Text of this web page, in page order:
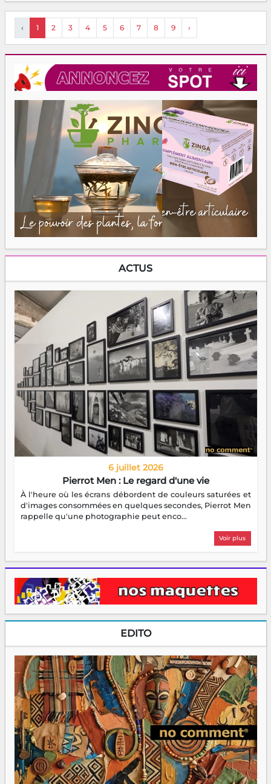
‹ 1 2 3 4 5 6 7 8 9 ›
ACTUS
6 juillet 2026
Pierrot Men : Le regard d'une vie
À l'heure où les écrans débordent de couleurs saturées et
d'images consommées en quelques secondes, Pierrot Men
rappelle qu'une photographie peut enco...
Voir plus
EDITO